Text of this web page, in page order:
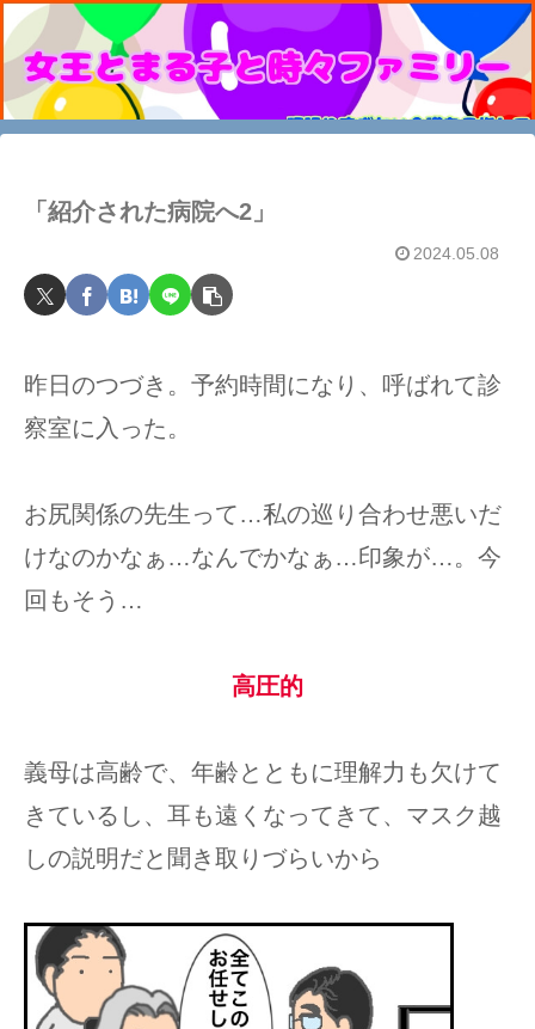
「紹介された病院へ2」
2024.05.08
昨日のつづき。予約時間になり、呼ばれて診
察室に入った。
お尻関係の先生って…私の巡り合わせ悪いだ
けなのかなぁ…なんでかなぁ…印象が…。今
回もそう…
高圧的
義母は高齢で、年齢とともに理解力も欠けて
きているし、耳も遠くなってきて、マスク越
しの説明だと聞き取りづらいから